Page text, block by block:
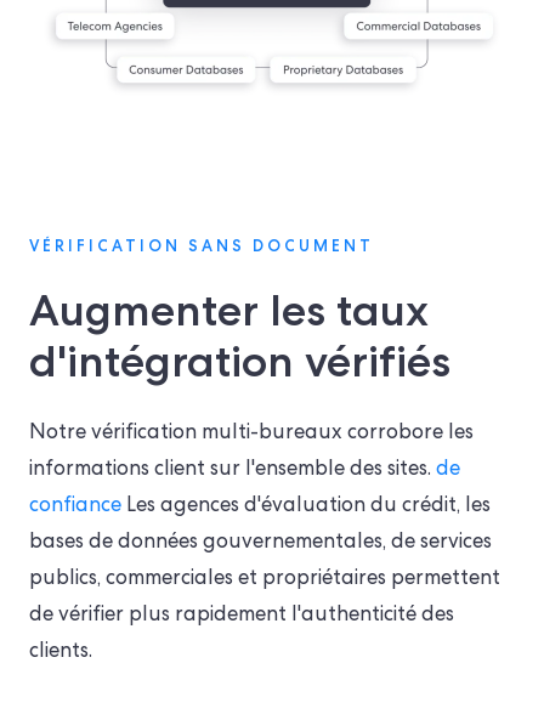
VÉRIFICATION SANS DOCUMENT
Augmenter les taux
d'intégration vérifiés
Notre vérification multi-bureaux corrobore les
informations client sur l'ensemble des sites. de
confiance Les agences d'évaluation du crédit, les
bases de données gouvernementales, de services
publics, commerciales et propriétaires permettent
de vérifier plus rapidement l'authenticité des
clients.